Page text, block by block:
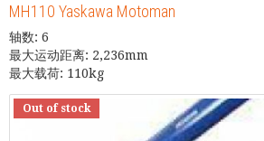
MH110 Yaskawa Motoman
轴数: 6
最大运动距离: 2,236mm
最大载荷: 110kg
Out of stock